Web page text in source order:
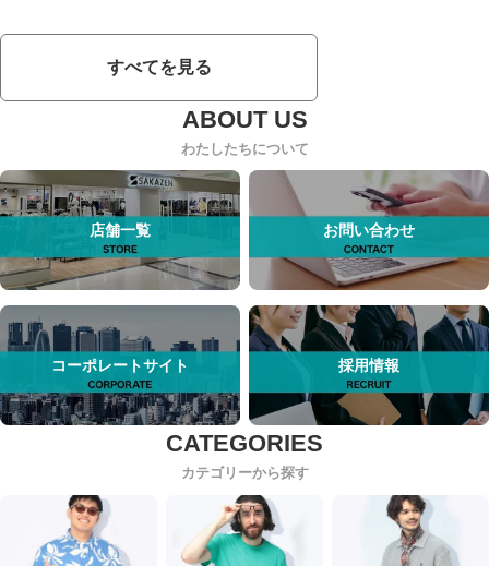
すべてを見る
わたしたちについて
店舗一覧 お問い合わせ
コーポレートサイト 採用情報
カテゴリーから探す